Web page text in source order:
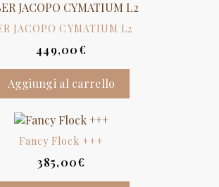
JACOPO CYMATIUM L2
449,00€
Aggiungi al carrello
Fancy Flock +++
385,00€